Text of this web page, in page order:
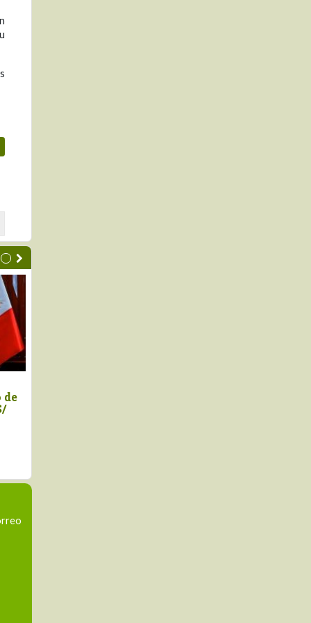
saluda anuncios de
Keiko Fujimori